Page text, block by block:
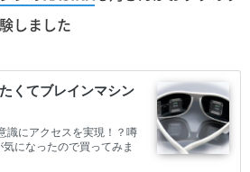
しました